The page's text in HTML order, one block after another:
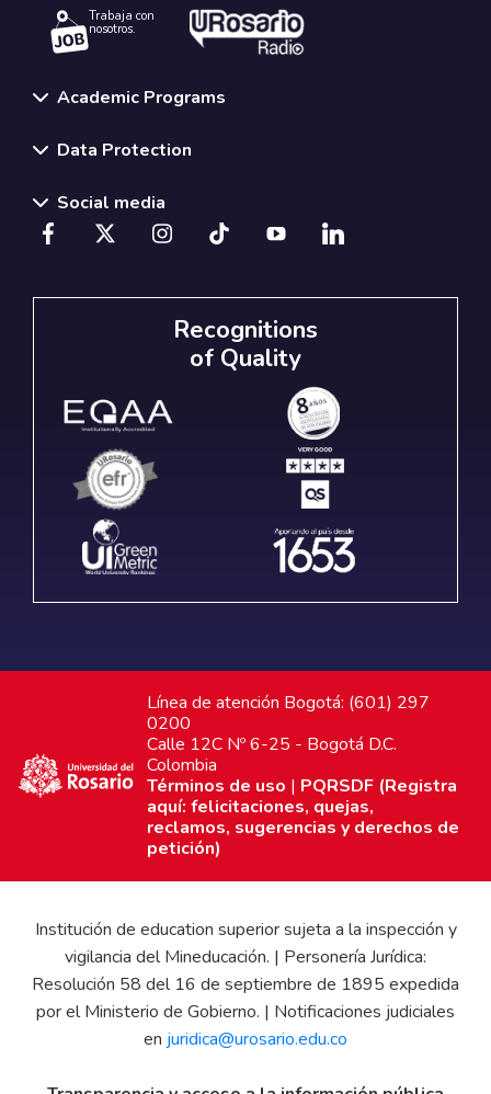
Trabaja con
nosotros.
Academic Programs
Data Protection
Social media
Recognitions
of Quality
Línea de atención Bogotá: (601) 297
0200
Calle 12C Nº 6-25 - Bogotá D.C.
Colombia
Términos de uso | PQRSDF (Registra
aquí: felicitaciones, quejas,
reclamos, sugerencias y derechos de
petición)
Institución de education superior sujeta a la inspección y
vigilancia del Mineducación. | Personería Jurídica:
Resolución 58 del 16 de septiembre de 1895 expedida
por el Ministerio de Gobierno. | Notificaciones judiciales
en juridica@urosario.edu.co